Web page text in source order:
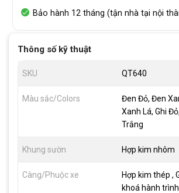
Bảo hành 12 tháng (tận nhà tại nội
Thông số kỹ thuật
SKU QT640
Màu sắc/Colors
Đen Đỏ, Đen
Xanh Lá, Ghi
Trắng
Khung sườn Hợp kim nhôm
Càng/Phuộc xe
Hợp kim thép ,
khoá hành trình